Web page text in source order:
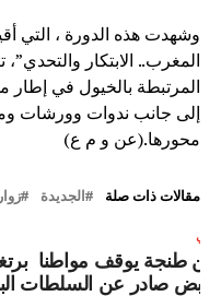
وشهدت هذه الدورة ، التي
المغرب.. الابتكار
المرتبطة بالخيول في
إلى جانب ندوات وورشات
محورها.(عن و م ع)
مقالات ذات صلة الجديدة زوار
طنجة يوقف مواطنا
صادر عن السلطات